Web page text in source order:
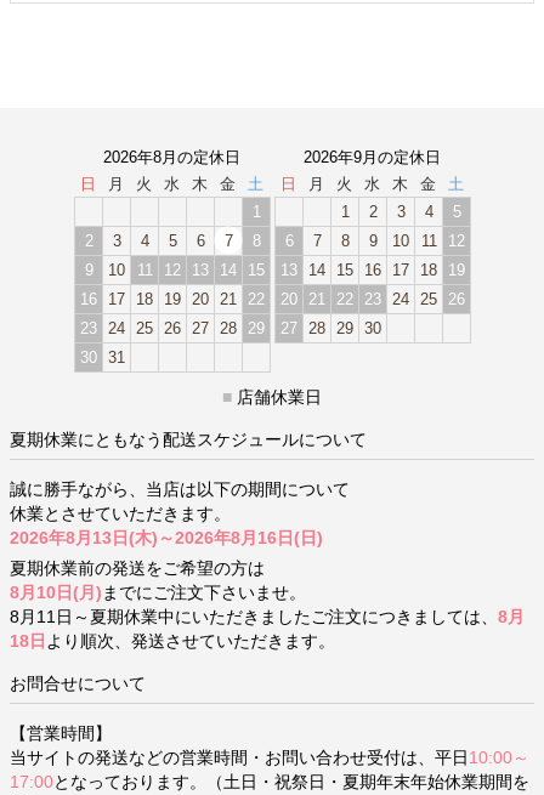
2026年8月の定休日
日
月 火 水 木 金
土
1
2
3 4 5 6 7
8
9
10 11 12 13 14
15
16
17 18 19 20 21
22
23
24 25 26 27 28
29
30 31
2026年9月の定休日
日
月 火 水 木 金
土
1
2 3 4
5
6
7 8 9 10 11
12
13
14 15 16 17 18
19
20
21 22 23 24 25
26
27
28 29 30
■ 店舗休業日
夏期休業にともなう配送スケジュールについて
誠に勝手ながら、当店は以下の期間について
休業とさせていただきます。
2026年8月13日(木)～2026年8月16日(日)
夏期休業前の発送をご希望の方は
8月10日(月) までにご注文下さいませ。
8月11日～夏期休業中にいただきましたご注文につきましては、 8月
18日 より順次、発送させていただきます。
お問合せについて
【営業時間】
当サイトの発送などの営業時間・お問い合わせ受付は、平日 10:00～
17:00となっております。（土日・祝祭日・夏期年末年始休業期間を